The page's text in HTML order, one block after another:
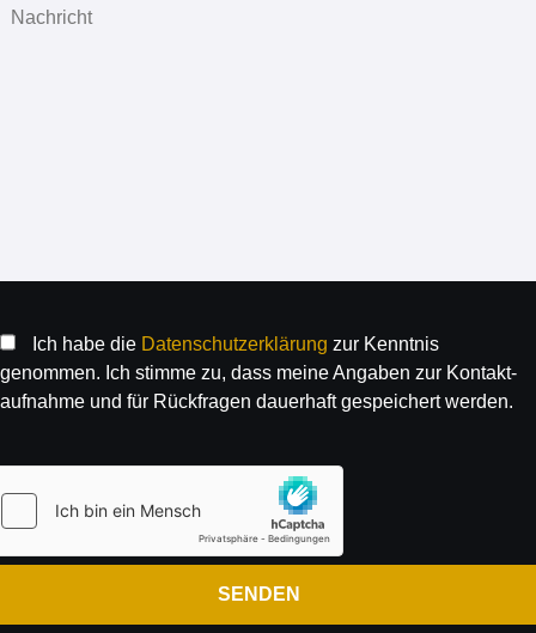
Ich habe die Daten­schutz­erklärung zur Kenntnis
genommen. Ich stimme zu, dass meine Angaben zur Kontakt­
aufnahme und für Rück­fragen dauer­haft gespeichert werden.